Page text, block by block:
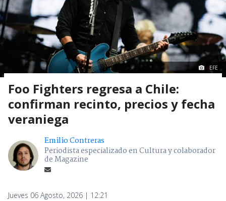
EFE
Foo Fighters regresa a Chile:
confirman recinto, precios y fecha
veraniega
Emilio Contreras
Periodista especializado en Cultura y colaborador
de Magazine
Jueves 06 Agosto, 2026 | 12:21